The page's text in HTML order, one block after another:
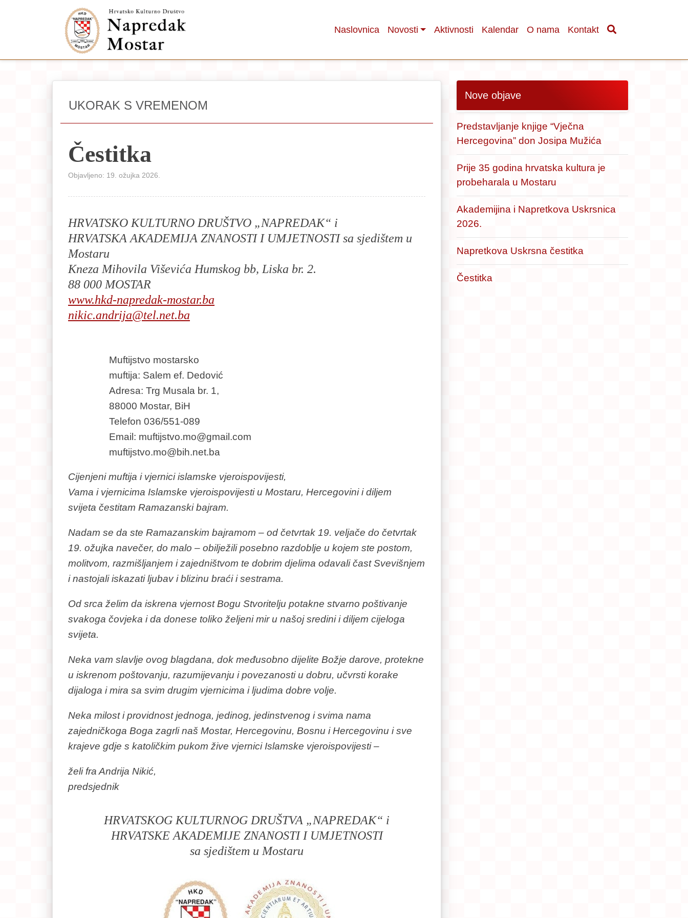
Naslovnica Novosti Aktivnosti Kalendar O nama Kontakt
UKORAK S VREMENOM
Čestitka
Objavljeno: 19. ožujka 2026.
HRVATSKO KULTURNO DRUŠTVO „NAPREDAK“ i
HRVATSKA AKADEMIJA ZNANOSTI I UMJETNOSTI sa sjedištem u
Mostaru
Kneza Mihovila Viševića Humskog bb, Liska br. 2.
88 000 MOSTAR
www.hkd-napredak-mostar.ba
nikic.andrija@tel.net.ba
Muftijstvo mostarsko
muftija: Salem ef. Dedović
Adresa: Trg Musala br. 1,
88000 Mostar, BiH
Telefon 036/551-089
Email: muftijstvo.mo@gmail.com
muftijstvo.mo@bih.net.ba
Cijenjeni muftija i vjernici islamske vjeroispovijesti,
Vama i vjernicima Islamske vjeroispovijesti u Mostaru, Hercegovini i diljem
svijeta čestitam Ramazanski bajram.
Nadam se da ste Ramazanskim bajramom – od četvrtak 19. veljače do četvrtak
19. ožujka navečer, do malo – obilježili posebno razdoblje u kojem ste postom,
molitvom, razmišljanjem i zajedništvom te dobrim djelima odavali čast Svevišnjem
i nastojali iskazati ljubav i blizinu braći i sestrama.
Od srca želim da iskrena vjernost Bogu Stvoritelju potakne stvarno poštivanje
svakoga čovjeka i da donese toliko željeni mir u našoj sredini i diljem cijeloga
svijeta.
Neka vam slavlje ovog blagdana, dok međusobno dijelite Božje darove, protekne
u iskrenom poštovanju, razumijevanju i povezanosti u dobru, učvrsti korake
dijaloga i mira sa svim drugim vjernicima i ljudima dobre volje.
Neka milost i providnost jednoga, jedinog, jedinstvenog i svima nama
zajedničkoga Boga zagrli naš Mostar, Hercegovinu, Bosnu i Hercegovinu i sve
krajeve gdje s katoličkim pukom žive vjernici Islamske vjeroispovijesti –
želi fra Andrija Nikić,
predsjednik
HRVATSKOG KULTURNOG DRUŠTVA „NAPREDAK“ i
HRVATSKE AKADEMIJE ZNANOSTI I UMJETNOSTI
sa sjedištem u Mostaru
Nove objave
Predstavljanje knjige “Vječna
Hercegovina” don Josipa Mužića
Prije 35 godina hrvatska kultura je
probeharala u Mostaru
Akademijina i Napretkova Uskrsnica
2026.
Napretkova Uskrsna čestitka
Čestitka